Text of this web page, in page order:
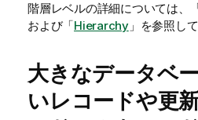
階層レベルの詳細については、
および「Hierarchy」を参照して
大きなデータベ
いレコードや更